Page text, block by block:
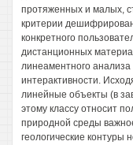
протяженных и малых,
критерии
конкретного
дистанционных
линеаментного
интерактивности.
линейные объекты (в
этому классу относит
природной среды
геологические